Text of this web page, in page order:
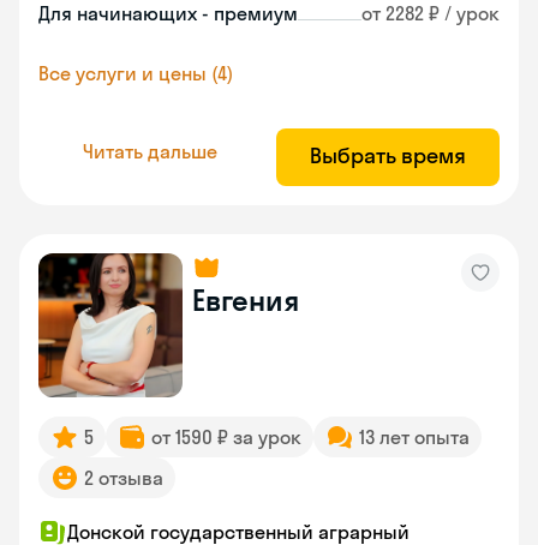
Для начинающих - премиум от 2282 ₽ / урок
Все услуги и цены (4)
Читать дальше Выбрать время
Евгения
5 от 1590 ₽ за урок
13 лет опыта
2 отзыва
Донской государственный аграрный